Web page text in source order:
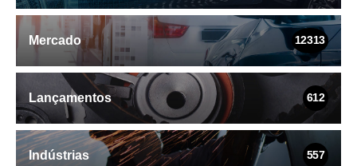
Mercado 12313
Lançamentos 612
Indústrias 557